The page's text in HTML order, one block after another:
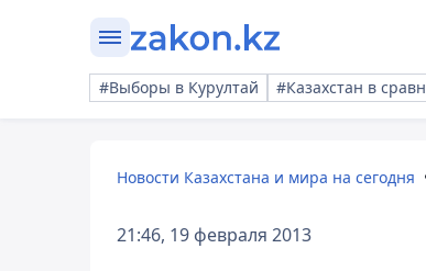
#Выборы в Курултай #Казахстан в
Новости Казахстана и мира на сегодня
21:46, 19 февраля 2013